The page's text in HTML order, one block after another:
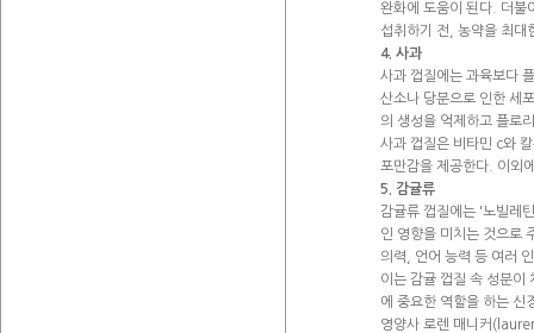
완화에 도움이 된다. 더불
섭취하기 전, 농약을 최대
4. 사과
사과 껍질에는 과육보다
산소나 당분으로 인한 세
의 생성을 억제하고 플로
사과 껍질은 비타민 c와
포만감을 제공한다. 이외
5. 감귤류
감귤류 껍질에는 '노빌레
인 영향을 미치는 것으로
의력, 언어 능력 등 여러
이는 감귤 껍질 속 성분이
에 중요한 역할을 하는
영양사 로렌 매니커